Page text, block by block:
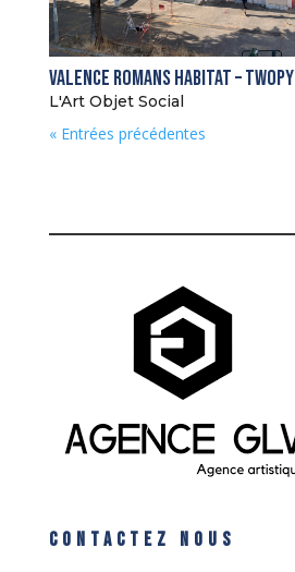
Valence Romans Habitat – Twopy
L'Art Objet Social
« Entrées précédentes
CONTACTEZ NOUS